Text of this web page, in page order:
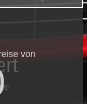
von